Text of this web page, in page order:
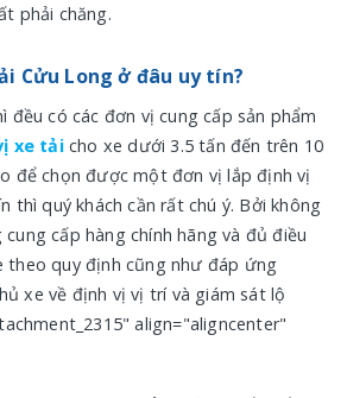
phải chăng.
Cửu Long ở đâu uy tín?
đều có các đơn vị cung cấp sản phẩm
xe tảicho xe dưới 3.5 tấn đến trên 10
để chọn được một đơn vị lắp định vị
thì quý khách cần rất chú ý. Bởi không
cấp hàng chính hãng và đủ điều
theo quy định cũng như đáp ứng
xe về định vị vị trí và giám sát lộ
align="aligncenter"